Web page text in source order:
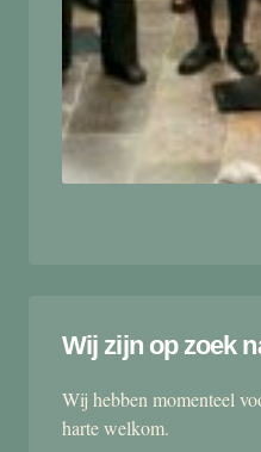
Wij zijn op zoek
Wij hebben momenteel
harte welkom.